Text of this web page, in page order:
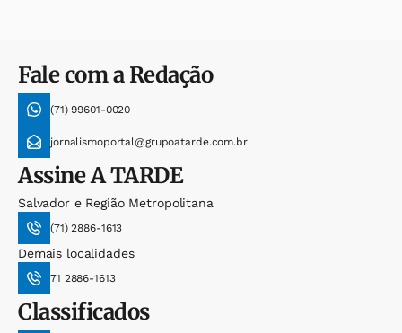
Fale com a Redação
(71) 99601-0020
jornalismoportal@grupoatarde.com.br
AssineA TARDE
Salvador e Região Metropolitana
(71) 2886-1613
Demais localidades
71 2886-1613
Classificados